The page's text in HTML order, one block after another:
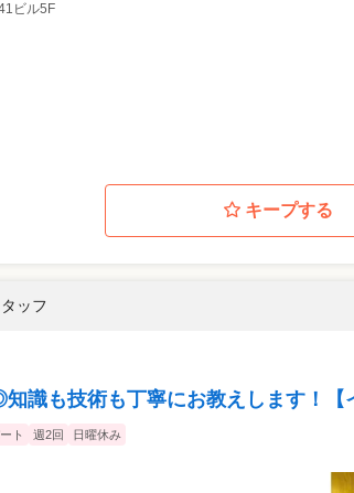
ビル5F
キープする
ッフ
識も技術も丁寧にお教えします！【
ト 週2回 日曜休み